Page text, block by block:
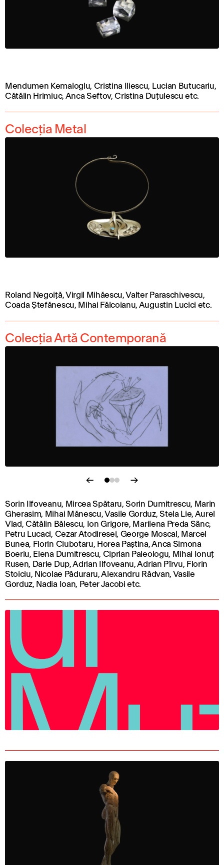
Mendumen Kemaloglu, Cristina Iliescu, Lucian Butucariu,
Cătălin Hrimiuc, Anca Seftov, Cristina Duțulescu etc.
Colecția Metal
Roland Negoiță, Virgil Mihăescu, Valter Paraschivescu,
Coada Ștefănescu, Mihai Fălcoianu, Augustin Lucici etc.
Colecția Artă Contemporană
Sorin Ilfoveanu, Mircea Spătaru, Sorin Dumitrescu, Marin
Gherasim, Mihai Mănescu, Vasile Gorduz, Stela Lie, Aurel
Vlad, Cătălin Bălescu, Ion Grigore, Marilena Preda Sânc,
Petru Lucaci, Cezar Atodiresei, George Moscal, Marcel
Bunea, Florin Ciubotaru, Horea Paștina, Anca Simona
Boeriu, Elena Dumitrescu, Ciprian Paleologu, Mihai Ionuț
Rusen, Darie Dup, Adrian Ilfoveanu, Adrian Pîrvu, Florin
Stoiciu, Nicolae Păduraru, Alexandru Rădvan, Vasile
Gorduz, Nadia Ioan, Peter Jacobi etc.